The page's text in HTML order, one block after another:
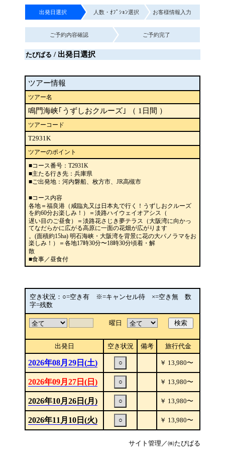
出発日選択 人数・ｵﾌﾟｼｮﾝ選択 お客様情報入力
ご予約内容確認 ご予約完了
たびぱる / 出発日選択
ツアー情報
ツアー名
鳴門海峡｢うずしおクルーズ｣ （ 1日間 ）
ツアーコード
T2931K
ツアーのポイント
■コース番号：T2931K
■主たる行き先：兵庫県
■ご出発地：河内磐船、枚方市、JR高槻市
■コース内容
各地＝福良港（咸臨丸又は日本丸で行く！うずしおクルーズ
を約60分お楽しみ！）＝淡路ハイウェイオアシス（
遅い目のご昼食）＝淡路花さじき夢テラス（大阪湾に向かっ
てなだらかに広がる高原に一面の花畑が広がります
。(面積約15ha) 明石海峡・大阪湾を背景に花の大パノラマをお
楽しみ！）＝各地17時30分〜18時30分頃着・解
散
■食事／昼食付
空き状況：○=空き有 ※=キャンセル待 ×=空き無 数
字=残数
曜日 検索
出発日 空き状況 備考 旅行代金
2026年08月29日(土) ○ ￥ 13,980〜
2026年09月27日(日) ○ ￥ 13,980〜
2026年10月26日(月) ○ ￥ 13,980〜
2026年11月10日(火) ○ ￥ 13,980〜
サイト管理／㈱たびぱる